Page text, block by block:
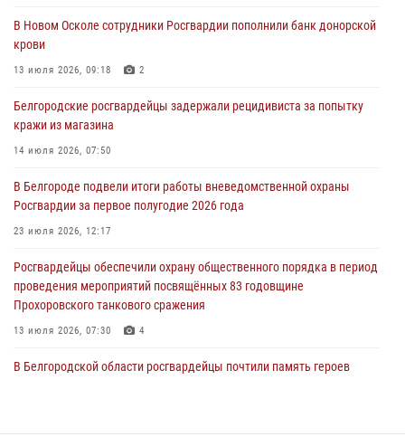
Ведомственная акция «Каникулы с Росгвардией» прошла в
пришкольном лагере Старого Оскола
31 июля 2026, 08:38 2
Росгвардейцы проверяют готовность школ к началу учебного года
в Яковлевском и Прохоровском округах
30 июля 2026, 14:53
Белгородские росгвардейцы проверяют избирательные участки
накануне выборов
30 июля 2026, 06:13
В Новом Осколе сотрудники Росгвардии пополнили банк донорской
крови
13 июля 2026, 09:18 2
Белгородские росгвардейцы задержали рецидивиста за попытку
кражи из магазина
14 июля 2026, 07:50
В Белгороде подвели итоги работы вневедомственной охраны
Росгвардии за первое полугодие 2026 года
23 июля 2026, 12:17
Росгвардейцы обеспечили охрану общественного порядка в период
проведения мероприятий посвящённых 83 годовщине
Прохоровского танкового сражения
13 июля 2026, 07:30 4
В Белгородской области росгвардейцы почтили память героев